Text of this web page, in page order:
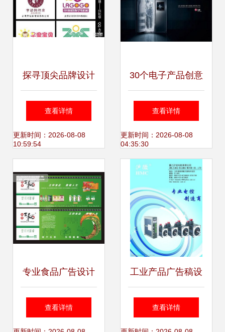
探寻顶尖品牌设计
印象广告的VI设计
与平面广告卓越之
查看详情
更新时间：2026-08-08
10:59:54
30个电子产品创意
广告设计 引爆灵感
的视觉革命
查看详情
更新时间：2026-08-08
04:35:30
专业食品广告设计
的15个必备技巧 以
查看详情
工业产品广告稿设
计图片的艺术 如何
查看详情